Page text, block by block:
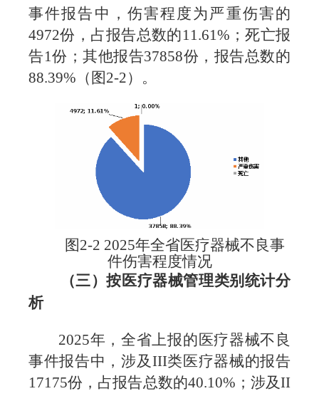
事件报告中，伤害程度为严重伤害的
4972份，占报告总数的11.61%；死亡报
告1份；其他报告37858份，报告总数的
88.39%（图2-2）。
图2-2 2025年全省医疗器械不良事
件伤害程度情况
（三）按医疗器械管理类别统计分
析
2025年，全省上报的医疗器械不良
事件报告中，涉及 III类医疗器械的报告
17175份，占报告总数的40.10% ；涉及II